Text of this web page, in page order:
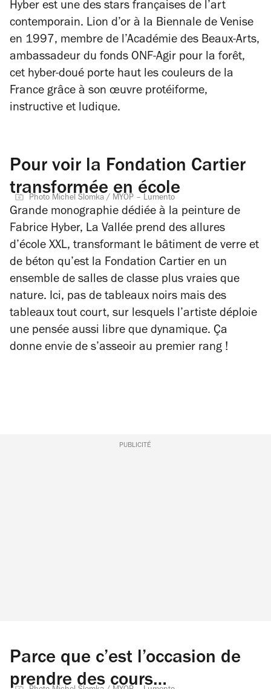
Hyber est une des stars françaises de l’art
contemporain. Lion d’or à la Biennale de Venise
en 1997, membre de l’Académie des Beaux-Arts,
ambassadeur du fonds ONF-Agir pour la forêt,
cet hyber-doué porte haut les couleurs de la
France grâce à son œuvre protéiforme,
instructive et ludique.
Pour voir la Fondation Cartier
transformée en école
Photo Michel Slomka / MYOP – Lumento
Grande monographie dédiée à la peinture de
Fabrice Hyber, La Vallée prend des allures
d’école XXL, transformant le bâtiment de verre et
de béton qu’est la Fondation Cartier en un
ensemble de salles de classe plus vraies que
nature. Ici, pas de tableaux noirs mais des
tableaux tout court, sur lesquels l’artiste déploie
une pensée aussi libre que dynamique. Ça
donne envie de s’asseoir au premier rang !
PUBLICITÉ
Parce que c’est l’occasion de
prendre des cours…